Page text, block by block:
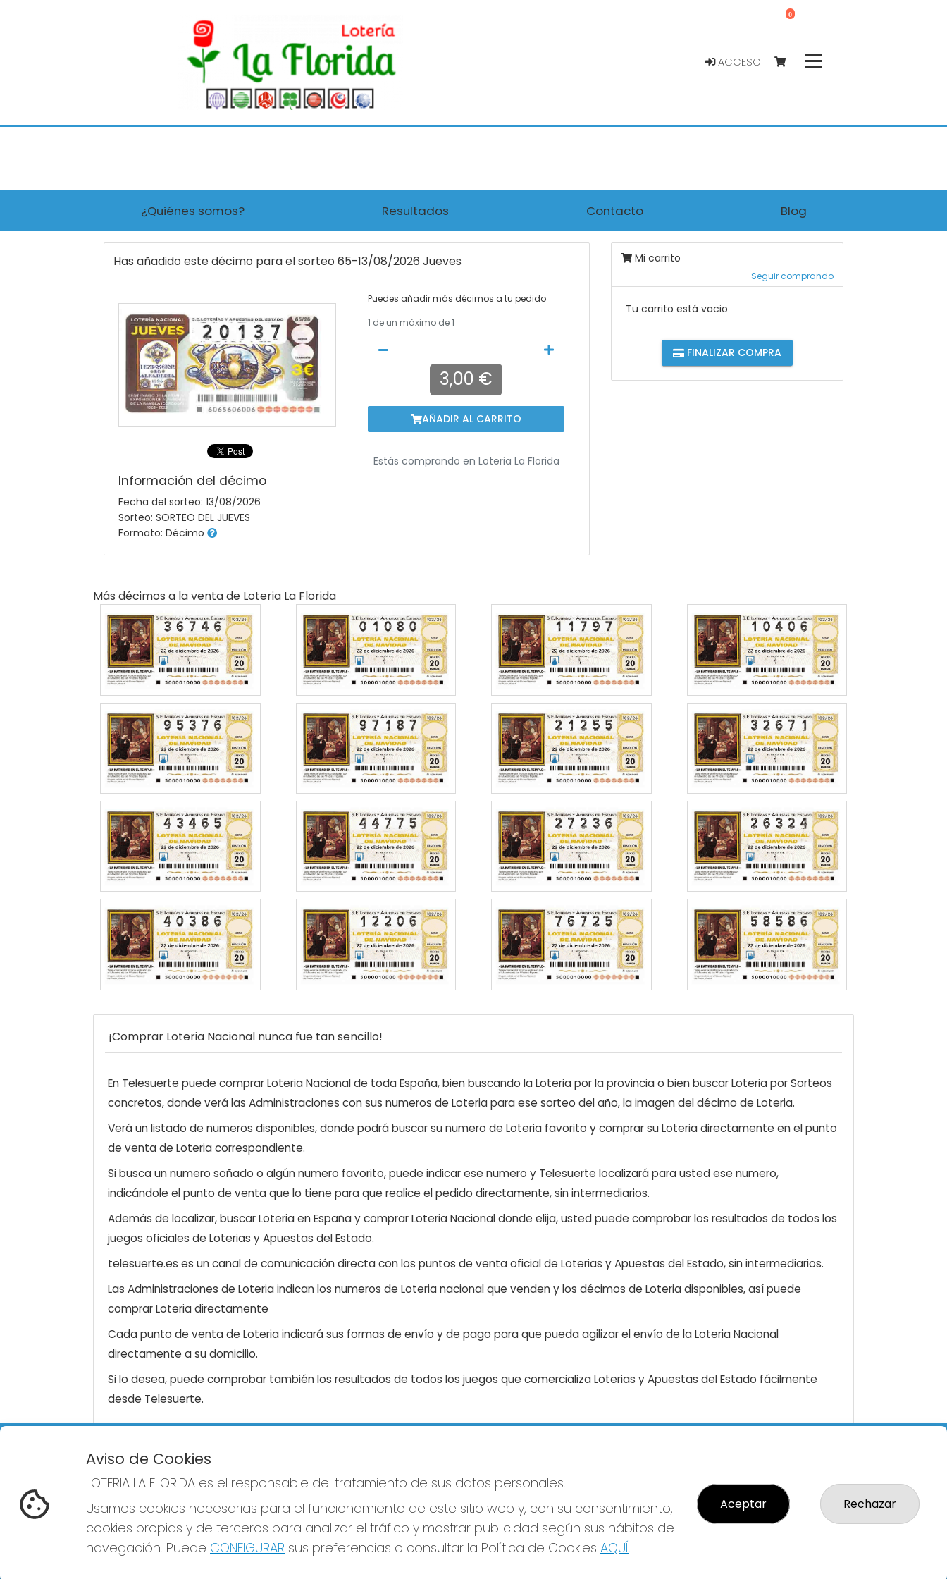
ACCESO
0
¿Quiénes somos? Resultados Contacto Blog
Has añadido este décimo para el sorteo 65-13/08/2026 Jueves
Información del décimo
Fecha del sorteo: 13/08/2026
Sorteo: SORTEO DEL JUEVES
Formato: Décimo
Puedes añadir más décimos a tu pedido
1 de un máximo de 1
3,00 €
AÑADIR AL CARRITO
Estás comprando en Loteria La Florida
Mi carrito
Seguir comprando
Tu carrito está vacio
FINALIZAR COMPRA
Más décimos a la venta de Loteria La Florida
¡Comprar Loteria Nacional nunca fue tan sencillo!
En Telesuerte puede comprar Loteria Nacional de toda España, bien buscando la Loteria por la provincia o bien buscar Loteria por Sorteos
concretos, donde verá las Administraciones con sus numeros de Loteria para ese sorteo del año, la imagen del décimo de Loteria.
Verá un listado de numeros disponibles, donde podrá buscar su numero de Loteria favorito y comprar su Loteria directamente en el punto
de venta de Loteria correspondiente.
Si busca un numero soñado o algún numero favorito, puede indicar ese numero y Telesuerte localizará para usted ese numero,
indicándole el punto de venta que lo tiene para que realice el pedido directamente, sin intermediarios.
Además de localizar, buscar Loteria en España y comprar Loteria Nacional donde elija, usted puede comprobar los resultados de todos los
juegos oficiales de Loterias y Apuestas del Estado.
telesuerte.es es un canal de comunicación directa con los puntos de venta oficial de Loterias y Apuestas del Estado, sin intermediarios.
Las Administraciones de Loteria indican los numeros de Loteria nacional que venden y los décimos de Loteria disponibles, así puede
comprar Loteria directamente
Cada punto de venta de Loteria indicará sus formas de envío y de pago para que pueda agilizar el envío de la Loteria Nacional
directamente a su domicilio.
Si lo desea, puede comprobar también los resultados de todos los juegos que comercializa Loterias y Apuestas del Estado fácilmente
desde Telesuerte.
LOTERIA LA FLORIDA
¿Quiénes somos?
Resultados
Contacto
Blog
LOTERIA LA FLORIDA
ADMINISTRACION DE LOTERIAS: 14-
LA CORUÑA - RECEPTOR OFICIAL:
981229724
loterialaflorida@gmail.com
Aviso Legal
Política de Privacidad
Política de Cookies
Condiciones de Compra
Aviso de Cookies
LOTERIA LA FLORIDA es el responsable del tratamiento de sus datos personales.
Usamos cookies necesarias para el funcionamiento de este sitio web y, con su consentimiento,
cookies propias y de terceros para analizar el tráfico y mostrar publicidad según sus hábitos de
navegación. Puede CONFIGURAR sus preferencias o consultar la Política de Cookies AQUÍ.
Aceptar Rechazar